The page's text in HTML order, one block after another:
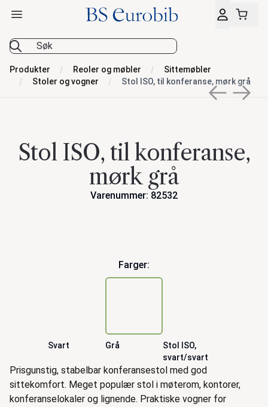
BS Eurobib
Åpne hovedmeny
Produkter Reoler og møbler
Sittemøbler
Stoler og vogner
Stol ISO, til konferanse, mørk grå
Previous
Next
Stol ISO, til konferanse,
mørk grå
Varenummer: 82532
Farger:
Svart Grå
Stol ISO,
svart/svart
Beskrivelse
Prisgunstig, stabelbar konferansestol med god
sittekomfort. Meget populær stol i møterom, kontorer,
konferanselokaler og lignende. Praktiske vogner for